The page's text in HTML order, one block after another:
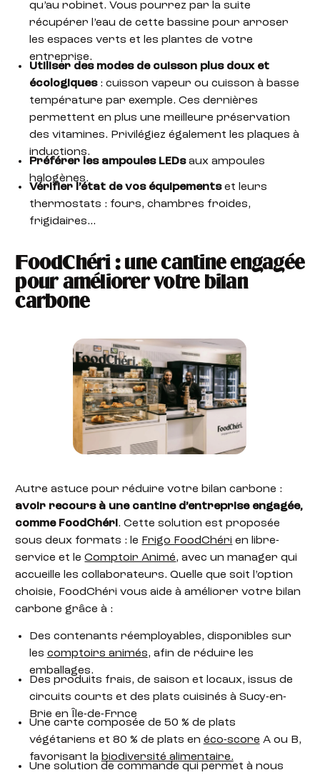
qu’au robinet. Vous pourrez par la suite
récupérer l’eau de cette bassine pour arroser
les espaces verts et les plantes de votre
entreprise.
Utiliser des modes de cuisson plus doux et
écologiques: cuisson vapeur ou cuisson à basse
température par exemple. Ces dernières
permettent en plus une meilleure préservation
des vitamines. Privilégiez également les plaques à
inductions.
Préférer les ampoules LEDsaux ampoules
halogènes.
Vérifier l’état de vos équipementset leurs
thermostats : fours, chambres froides,
frigidaires…
FoodChéri : une cantine engagée
pour améliorer votre bilan
carbone
Autre astuce pour réduire votre bilan carbone :
avoir recours à une cantine d’entreprise engagée,
comme FoodChéri. Cette solution est proposée
sous deux formats : le Frigo FoodChéri en libre-
service et leComptoir Animé, avec un manager qui
accueille les collaborateurs. Quelle que soit l’option
choisie, FoodChéri vous aide à améliorer votre bilan
carbone grâce à :
Des contenants réemployables, disponibles sur
les comptoirs animés, afin de réduire les
emballages.
Des produits frais, de saison et locaux, issus de
circuits courts et des plats cuisinés à Sucy-en-
Brie en Île-de-Frnce
Une carte composée de 50 % de plats
végétariens et 80 % de plats en éco-score A ou B,
favorisant la biodiversité alimentaire.
Une solution de commande qui permet à nous